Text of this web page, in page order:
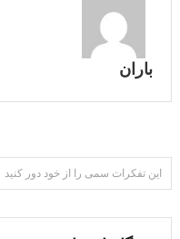
باران
راهبری
نوشته
این تفکرات سمی را از خود دور کنید